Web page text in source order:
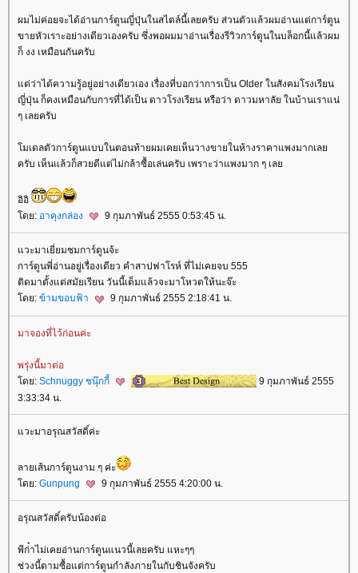
ผมไม่ค่อยจะได้อ่านการ์ตูนญี่ปุ่นในสไตล์นี้เลยครับ ส่วนตัวแล้วผมอ่านแต่การ์ตูน
ขายหัวเราะอย่างเดียวเองครับ ซึ่งพอผมมาอ่านเรื่องรีวิวการ์ตูนในบล็อกนี้แล้วผม
ก็ งง เหมือนกันครับ
ต่ว่าได้ความรู้อยู่อย่างเดียวเอง เรื่องที่บอกว่าการเป็น Older ในสังคมโรงเรียน
ญี่ปุ่น ก็คงเหมือนกับการที่ได้เป็น ดาวโรงเรียน หรือว่า ดาวมหาลัย ในบ้านเราแน่
ๆ เลยครับ
มเดลตัวการ์ตูนแบบในตอนท้ายผมเคยเห็นวางขายในห้างราคาแพงมากเล
ครับ เห็นแล้วก็สวยดีแต่ไม่กล้าซื้อเล่นครับ เพราะว่าแพงมาก ๆ เล
อิอิ
ดย: อาคุงกล่อง 9 กุมภาพันธ์ 2555 0:53:45 น.
วะมาเยี่ยมชมการ์ตูนจ้ะ
การ์ตูนพี่อ่านอยู่เรื่องเดียว คำสาปฟาโรห์ ที่ไม่เคยจบ 555
ติดมาตั้งแต่สมัยเรียน วันนี้เต็มแล้วจะมาโหวตให้นะจ๊ะ
ดย: ข้ามขอบฟ้า 9 กุมภาพันธ์ 2555 2:18:41 น.
มาจองที่ไว้ก่อนค่ะ
พรุ่งนี้มาต่อ
ดย: Schnuggy ชนุ๊กกี้
9 กุมภาพันธ์ 2555
3:33:34 น.
วะมาอรุณสวัสดิ์ค่ะ
ลายเส้นการ์ตูนงาม ๆ ค่ะ
ดย: Gunpung 9 กุมภาพันธ์ 2555 4:20:00 น.
อรุณสวัสดิ์ครับน้องต่อ
พีก่๋าไม่เคยอ่านการ์ตูนแนวนี้เลยครับ แหะๆๆ
ช่วงนี้ตามซื้อแต่การ์ตูนกำลังภายในกับชินจังครับ